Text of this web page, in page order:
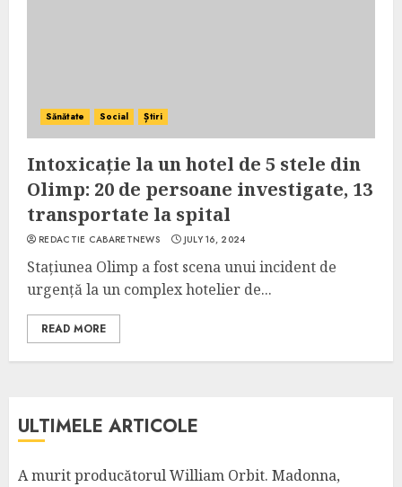
Sănătate Social Știri
Intoxicație la un hotel de 5 stele din
Olimp: 20 de persoane investigate, 13
transportate la spital
REDACTIE CABARETNEWS JULY 16, 2024
Stațiunea Olimp a fost scena unui incident de
urgență la un complex hotelier de...
READ MORE
ULTIMELE ARTICOLE
A murit producătorul William Orbit. Madonna,